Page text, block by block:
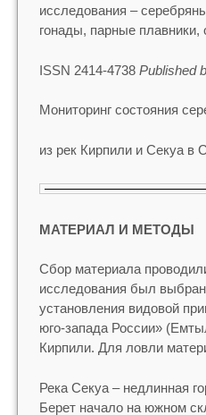
исследования –
гонады, парные
ISSN 2414-4738 Published
Мониторинг состояния
из рек Кирпили и Секуа в
МАТЕРИАЛ И МЕТОДЫ
Сбор материала
исследования был
установления видовой
юго-запада России»
Кирпили. Для ловли
Река Секуа – недлинная
Берет начало на южном